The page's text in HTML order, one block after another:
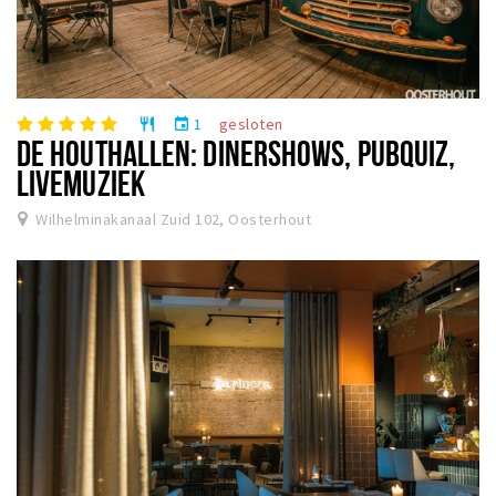
restaurant event 1 gesloten
DE HOUTHALLEN: DINERSHOWS, PUBQUIZ,
LIVEMUZIEK
Wilhelminakanaal Zuid 102, Oosterhout